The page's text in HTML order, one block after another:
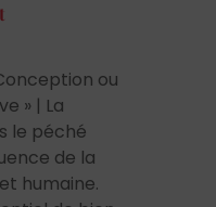
ou
» | La
le péché
de la
humaine.